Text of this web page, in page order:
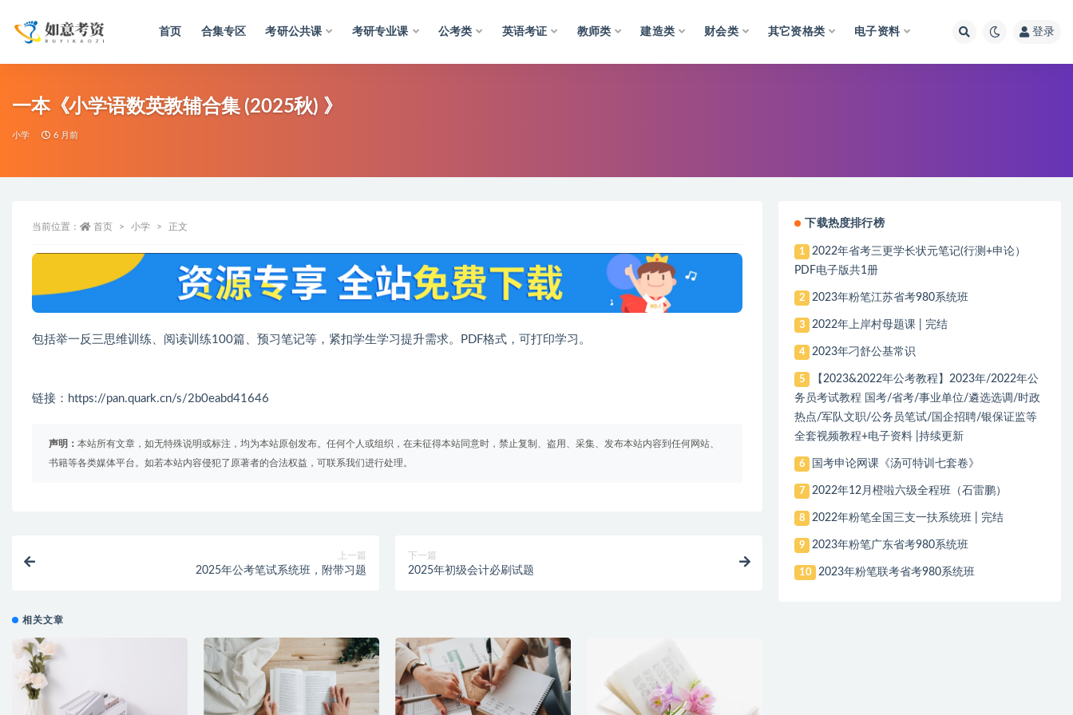
首页 合集专区 考研公共课 考研专业课 公考类 英语考证 教师类 建造类 财会类 其它资格类 电子资料 登录
一本《小学语数英教辅合集 (2025秋) 》
小学 6 月前
当前位置： 首页 小学 正文
包括举一反三思维训练、阅读训练100篇、预习笔记等，紧扣学生学习提升需求。PDF格式，可打印学习。
链接：https://pan.quark.cn/s/2b0eabd41646
声明： 本站所有文章，如无特殊说明或标注，均为本站原创发布。任何个人或组织，在未征得本站同意时，禁止复制、盗用、采集、发布本站内容到任何网站、
书籍等各类媒体平台。如若本站内容侵犯了原著者的合法权益，可联系我们进行处理。
上一篇
2025年公考笔试系统班，附带习题
下一篇
2025年初级会计必刷试题
相关文章
下载热度排行榜
1
2022年省考三更学长状元笔记(行测+申论）
PDF电子版共1册
2 2023年粉笔江苏省考980系统班
3 2022年上岸村母题课 | 完结
4 2023年刁舒公基常识
5
【2023&2022年公考教程】2023年/2022年公
务员考试教程 国考/省考/事业单位/遴选选调/时政
热点/军队文职/公务员笔试/国企招聘/银保证监等
全套视频教程+电子资料 |持续更新
6 国考申论网课《汤可特训七套卷》
7 2022年12月橙啦六级全程班（石雷鹏）
8 2022年粉笔全国三支一扶系统班 | 完结
9 2023年粉笔广东省考980系统班
10 2023年粉笔联考省考980系统班